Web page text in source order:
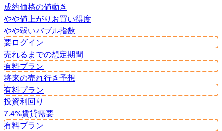
成約価格の値動き
やや値上がり お買い得度
やや弱いバブル指数
要ログイン
売れるまでの想定期間
有料プラン
将来の売れ行き予想
有料プラン
投資利回り
7.4%賃貸需要
有料プラン